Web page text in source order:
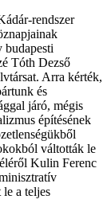
rendszer
budapesti
Tóth Dezső
Arra kérték,
és
járó, mégis
építésének
váltották le
éléről Kulin Ferenc
a teljes